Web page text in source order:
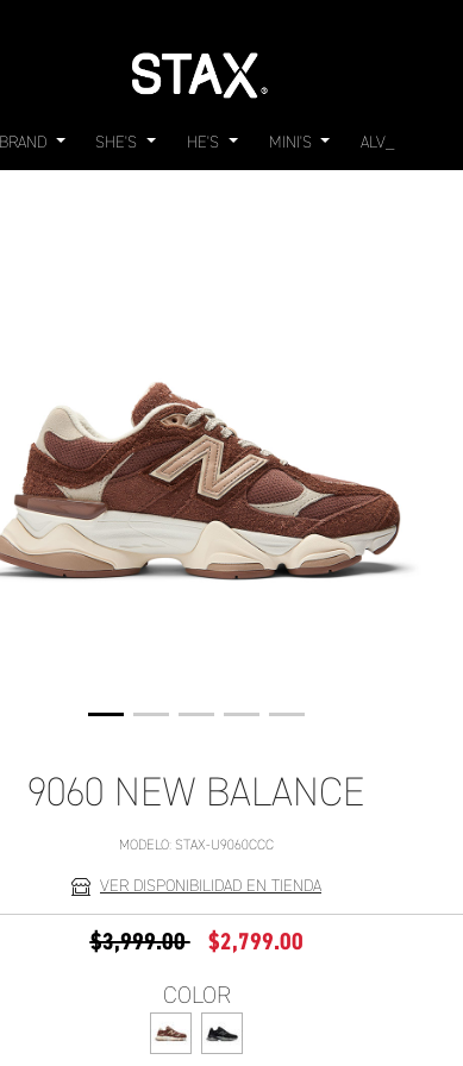
BRAND SHE'S HE'S MINI'S ALV_
9060 NEW BALANCE
MODELO: STAX-U9060CCC
VER DISPONIBILIDAD EN TIENDA
PRECIO REDUCIDO DE
$3,999.00A $2,799.00
COLOR